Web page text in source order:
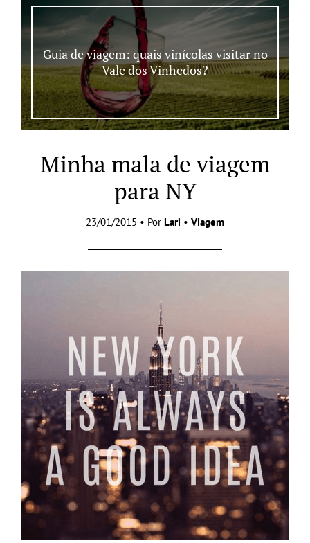
Guia de viagem: quais vinícolas visitar no
Vale dos Vinhedos?
Minha mala de viagem
para NY
23/01/2015 • Por Lari • Viagem